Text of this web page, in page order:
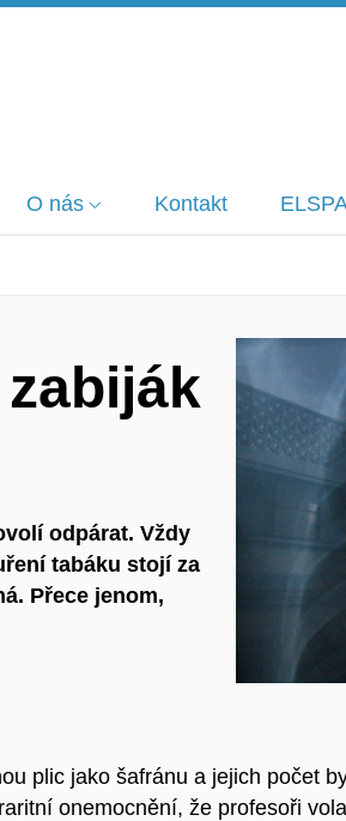
O nás Kontakt
odpárat. Vždy
tabáku stojí za
Přece jenom,
plic jako šafránu a jejich počet
onemocnění, že profesoři